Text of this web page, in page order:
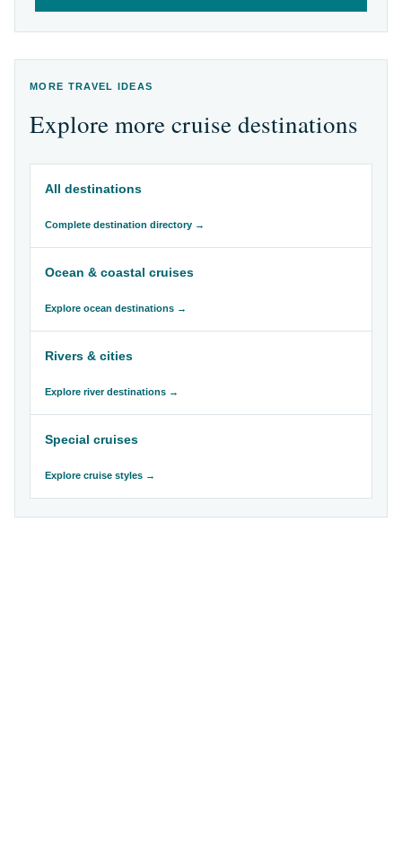
MORE TRAVEL IDEAS
Explore more cruise destinations
All destinations
Complete destination directory →
Ocean & coastal cruises
Explore ocean destinations →
Rivers & cities
Explore river destinations →
Special cruises
Explore cruise styles →